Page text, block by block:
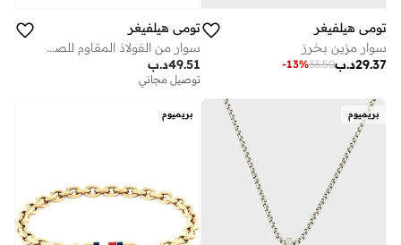
تومي هيلفيغر
سوار مزين بخرز
د.ب29.37
33.50
-13%
تومي هيلفيغر
سوار من الفولاذ المقاوم للصدأ الأسود مع علم الأيقوني
د.ب49.51
توصيل مجاني
بريميوم بريميوم